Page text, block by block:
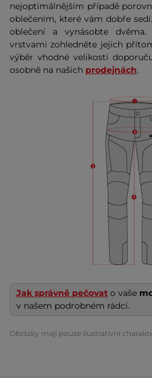
nejoptimálnějším případě
oblečením, které vám dobře
oblečení a vynásobte
vrstvami zohledněte jejich
výběr vhodné velikosti
osobně na našich prodejnách.
Jak správně pečovat o vaše
v našem podrobném rádci.
Obrázky mají pouze ilustrativní